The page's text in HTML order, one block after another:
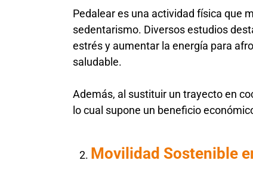
Pedalear es una actividad física que
sedentarismo. Diversos estudios
estrés y aumentar la energía para
saludable.
Además, al sustituir un trayecto en
lo cual supone un beneficio
Movilidad Sostenible